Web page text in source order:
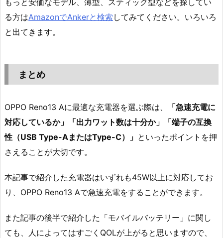
もっと安価なモデル、薄型、スティック型などを探してい
る方はAmazonでAnkerと検索 してみてください。いろいろ
と出てきます。
まとめ
OPPO Reno13 Aに最適な充電器を選ぶ際は、
「急速充電に
対応しているか」「出力ワット数は十分か」「端子の互換
性（USB Type-AまたはType-C）」 といったポイントを押
さえることが大切です。
本記事で紹介した充電器はいずれも45W以上に対応してお
り、OPPO Reno13 Aで急速充電をすることができます。
また記事の後半で紹介した「モバイルバッテリー」に関し
ても、人によってはすごくQOLが上がると思いますので、